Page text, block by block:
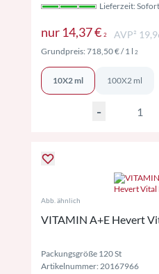
Lieferzeit:
nur 14,37 € 2Preise
AVP²
Grundpreis:718,50 €/ 1 l 2
10X2 ml 100X2 ml
-
Abb. ähnlich
VITAMIN A+E Hevert
Packungsgröße 120 St
Artikelnummer: 20167966